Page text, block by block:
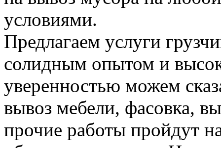
условиями.
Предлагаем услуги
солидным опытом и
уверенностью можем
вывоз мебели, фасовка,
прочие работы пройдут